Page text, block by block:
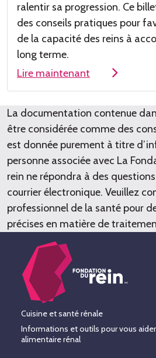
ralentir sa progression. Ce
des conseils pratiques pour
de la capacité des reins à
long terme.
Lire maintenant
La documentation contenue
être considérée comme des
est donnée purement à titre
personne associée avec La
rein ne répondra à des
courrier électronique. Veuillez
professionnel de la santé pour
précises en matière de
Cuisine et santé rénale
Informations et outils pour vous
alimentaire rénal